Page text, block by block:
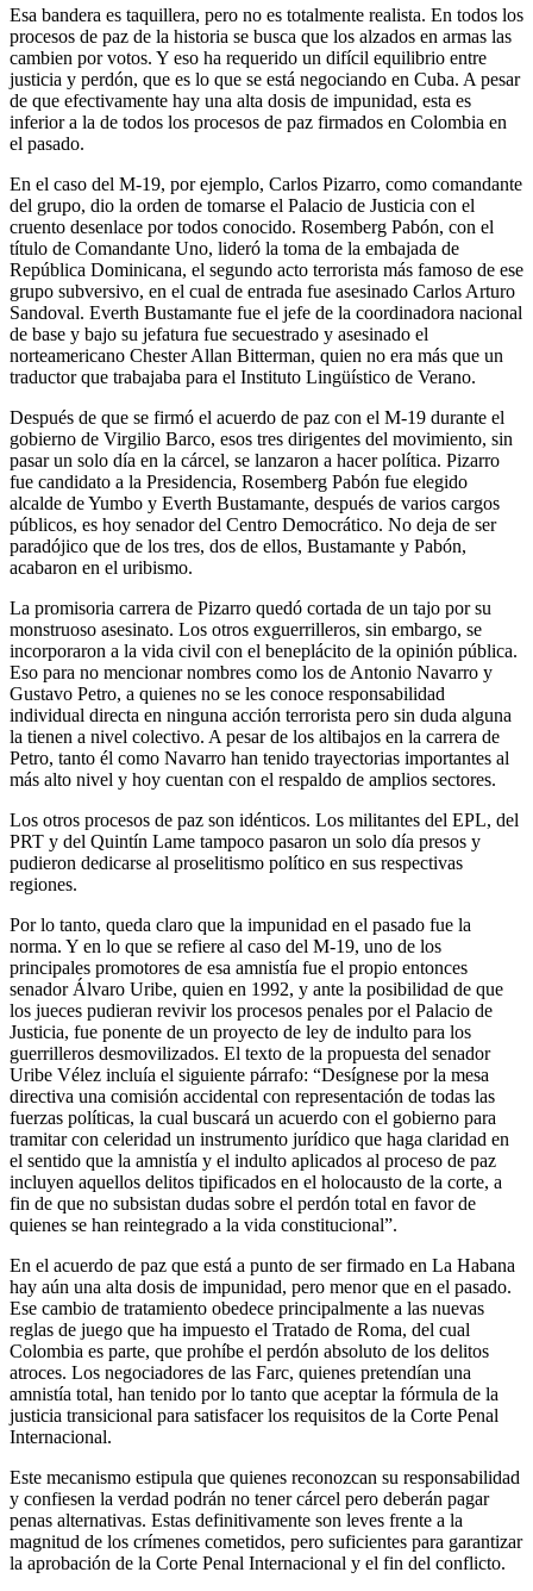
Esa bandera es taquillera, pero no es totalmente realista. En todos los
procesos de paz de la historia se busca que los alzados en armas las
cambien por votos. Y eso ha requerido un difícil equilibrio entre
justicia y perdón, que es lo que se está negociando en Cuba. A pesar
de que efectivamente hay una alta dosis de impunidad, esta es
inferior a la de todos los procesos de paz firmados en Colombia en
el pasado.
En el caso del M-19, por ejemplo, Carlos Pizarro, como comandante
del grupo, dio la orden de tomarse el Palacio de Justicia con el
cruento desenlace por todos conocido. Rosemberg Pabón, con el
título de Comandante Uno, lideró la toma de la embajada de
República Dominicana, el segundo acto terrorista más famoso de ese
grupo subversivo, en el cual de entrada fue asesinado Carlos Arturo
Sandoval. Everth Bustamante fue el jefe de la coordinadora nacional
de base y bajo su jefatura fue secuestrado y asesinado el
norteamericano Chester Allan Bitterman, quien no era más que un
traductor que trabajaba para el Instituto Lingüístico de Verano.
Después de que se firmó el acuerdo de paz con el M-19 durante el
gobierno de Virgilio Barco, esos tres dirigentes del movimiento, sin
pasar un solo día en la cárcel, se lanzaron a hacer política. Pizarro
fue candidato a la Presidencia, Rosemberg Pabón fue elegido
alcalde de Yumbo y Everth Bustamante, después de varios cargos
públicos, es hoy senador del Centro Democrático. No deja de ser
paradójico que de los tres, dos de ellos, Bustamante y Pabón,
acabaron en el uribismo.
La promisoria carrera de Pizarro quedó cortada de un tajo por su
monstruoso asesinato. Los otros exguerrilleros, sin embargo, se
incorporaron a la vida civil con el beneplácito de la opinión pública.
Eso para no mencionar nombres como los de Antonio Navarro y
Gustavo Petro, a quienes no se les conoce responsabilidad
individual directa en ninguna acción terrorista pero sin duda alguna
la tienen a nivel colectivo. A pesar de los altibajos en la carrera de
Petro, tanto él como Navarro han tenido trayectorias importantes al
más alto nivel y hoy cuentan con el respaldo de amplios sectores.
Los otros procesos de paz son idénticos. Los militantes del EPL, del
PRT y del Quintín Lame tampoco pasaron un solo día presos y
pudieron dedicarse al proselitismo político en sus respectivas
regiones.
Por lo tanto, queda claro que la impunidad en el pasado fue la
norma. Y en lo que se refiere al caso del M-19, uno de los
principales promotores de esa amnistía fue el propio entonces
senador Álvaro Uribe, quien en 1992, y ante la posibilidad de que
los jueces pudieran revivir los procesos penales por el Palacio de
Justicia, fue ponente de un proyecto de ley de indulto para los
guerrilleros desmovilizados. El texto de la propuesta del senador
Uribe Vélez incluía el siguiente párrafo: “Desígnese por la mesa
directiva una comisión accidental con representación de todas las
fuerzas políticas, la cual buscará un acuerdo con el gobierno para
tramitar con celeridad un instrumento jurídico que haga claridad en
el sentido que la amnistía y el indulto aplicados al proceso de paz
incluyen aquellos delitos tipificados en el holocausto de la corte, a
fin de que no subsistan dudas sobre el perdón total en favor de
quienes se han reintegrado a la vida constitucional”.
En el acuerdo de paz que está a punto de ser firmado en La Habana
hay aún una alta dosis de impunidad, pero menor que en el pasado.
Ese cambio de tratamiento obedece principalmente a las nuevas
reglas de juego que ha impuesto el Tratado de Roma, del cual
Colombia es parte, que prohíbe el perdón absoluto de los delitos
atroces. Los negociadores de las Farc, quienes pretendían una
amnistía total, han tenido por lo tanto que aceptar la fórmula de la
justicia transicional para satisfacer los requisitos de la Corte Penal
Internacional.
Este mecanismo estipula que quienes reconozcan su responsabilidad
y confiesen la verdad podrán no tener cárcel pero deberán pagar
penas alternativas. Estas definitivamente son leves frente a la
magnitud de los crímenes cometidos, pero suficientes para garantizar
la aprobación de la Corte Penal Internacional y el fin del conflicto.